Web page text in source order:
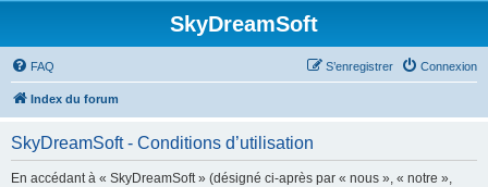
SkyDreamSoft
FAQ Connexion
S’enregistrer
Index du forum
SkyDreamSoft - Conditions d’utilisation
En accédant à « SkyDreamSoft » (désigné ci-après par « nous », « notre »,